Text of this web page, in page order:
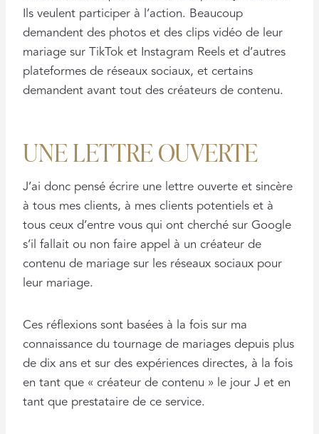
Ils veulent participer à l’action. Beaucoup
demandent des photos et des clips vidéo de leur
mariage sur TikTok et Instagram Reels et d’autres
plateformes de réseaux sociaux, et certains
demandent avant tout des créateurs de contenu.
UNE LETTRE OUVERTE
J’ai donc pensé écrire une lettre ouverte et sincère
à tous mes clients, à mes clients potentiels et à
tous ceux d’entre vous qui ont cherché sur Google
s’il fallait ou non faire appel à un créateur de
contenu de mariage sur les réseaux sociaux pour
leur mariage.
Ces réflexions sont basées à la fois sur ma
connaissance du tournage de mariages depuis plus
de dix ans et sur des expériences directes, à la fois
en tant que « créateur de contenu » le jour J et en
tant que prestataire de ce service.